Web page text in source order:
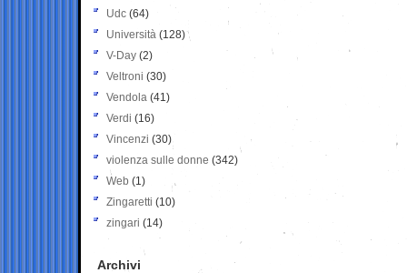
Udc (64)
Università (128)
V-Day (2)
Veltroni (30)
Vendola (41)
Verdi (16)
Vincenzi (30)
violenza sulle donne (342)
Web (1)
Zingaretti (10)
zingari (14)
Archivi